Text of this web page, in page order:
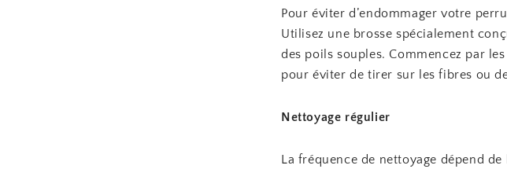
Pour éviter d’endommager votre
Utilisez une brosse spécialement
des poils souples. Commencez par
pour éviter de tirer sur les fibres ou
Nettoyage régulier
La fréquence de nettoyage dépend